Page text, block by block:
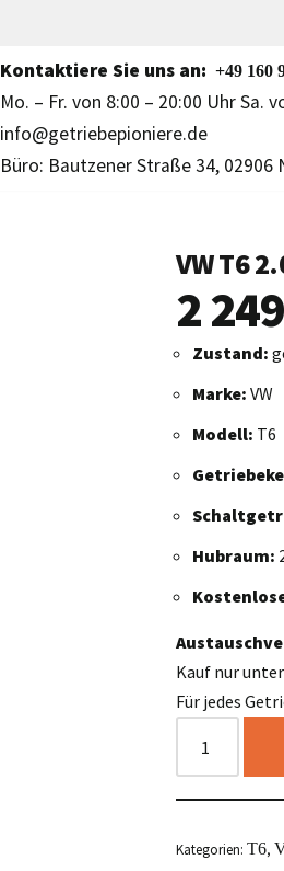
Kontaktiere Sie uns an: +49 160
Mo. – Fr. von 8:00 – 20:00 Uhr Sa.
info@getriebepioniere.de
Büro: Bautzener Straße 34, 02906
VW T6
2
Zustand:
Marke: VW
Modell: T6
Hubraum:
Kauf nur
Für jedes
Kategorien: T6,